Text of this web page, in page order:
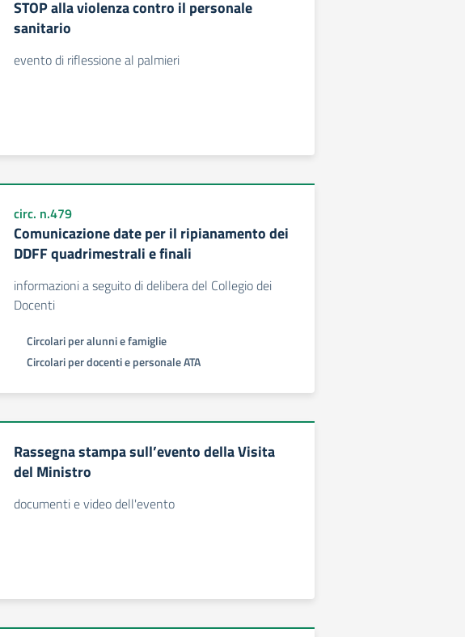
STOP alla violenza contro il personale
sanitario
evento di riflessione al palmieri
circ. n.479
Comunicazione date per il ripianamento dei
DDFF quadrimestrali e finali
informazioni a seguito di delibera del Collegio dei
Docenti
Circolari per alunni e famiglie
Circolari per docenti e personale ATA
Rassegna stampa sull’evento della Visita
del Ministro
documenti e video dell'evento